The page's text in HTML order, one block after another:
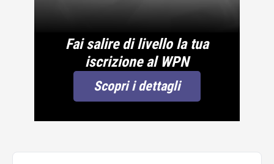
Fai salire di livello la tua
iscrizione al WPN
Scopri i dettagli